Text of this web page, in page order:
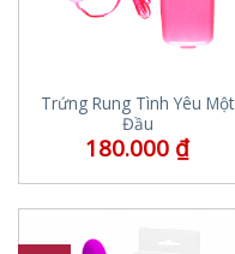
Trứng Rung Tình Yêu Một
Đầu
180.000 ₫